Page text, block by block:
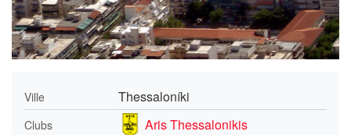
Ville Thessaloníki
Clubs Aris Thessalonikis